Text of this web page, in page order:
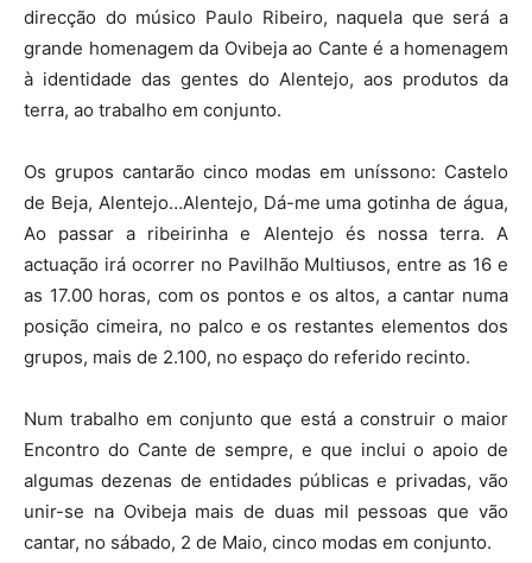
direcção do músico Paulo Ribeiro, naquela que será a
grande homenagem da Ovibeja ao Cante é a homenagem
à identidade das gentes do Alentejo, aos produtos da
terra, ao trabalho em conjunto.
Os grupos cantarão cinco modas em uníssono: Castelo
de Beja, Alentejo…Alentejo, Dá-me uma gotinha de água,
Ao passar a ribeirinha e Alentejo és nossa terra. A
actuação irá ocorrer no Pavilhão Multiusos, entre as 16 e
as 17.00 horas, com os pontos e os altos, a cantar numa
posição cimeira, no palco e os restantes elementos dos
grupos, mais de 2.100, no espaço do referido recinto.
Num trabalho em conjunto que está a construir o maior
Encontro do Cante de sempre, e que inclui o apoio de
algumas dezenas de entidades públicas e privadas, vão
unir-se na Ovibeja mais de duas mil pessoas que vão
cantar, no sábado, 2 de Maio, cinco modas em conjunto.